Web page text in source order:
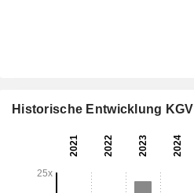
Historische Entwicklung KGV